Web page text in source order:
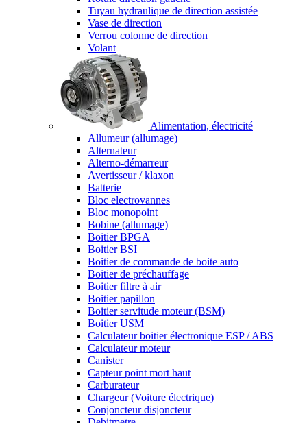
Tuyau hydraulique de direction assistée
Vase de direction
Verrou colonne de direction
Volant
Alimentation, électricité
Allumeur (allumage)
Alternateur
Alterno-démarreur
Avertisseur / klaxon
Batterie
Bloc electrovannes
Bloc monopoint
Bobine (allumage)
Boitier BPGA
Boitier BSI
Boitier de commande de boite auto
Boitier de préchauffage
Boitier filtre à air
Boitier papillon
Boitier servitude moteur (BSM)
Boitier USM
Calculateur boitier électronique ESP / ABS
Calculateur moteur
Canister
Capteur point mort haut
Carburateur
Chargeur (Voiture électrique)
Conjoncteur disjoncteur